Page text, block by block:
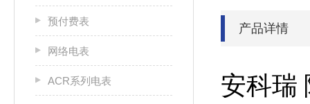
预付费表
网络电表
ACR系列电表
产品详情
安科瑞